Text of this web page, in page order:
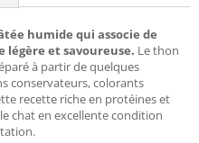
humide qui associe de
légère et savoureuse. Le thon
à partir de quelques
conservateurs, colorants
recette riche en protéines et
chat en excellente condition